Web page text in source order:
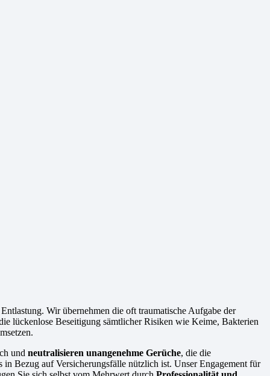
Wir übernehmen die oft traumatische Aufgabe der
lückenlose Beseitigung sämtlicher Risiken wie Keime, Bakterien
und neutralisieren unangenehme Gerüche, die die
Bezug auf Versicherungsfälle nützlich ist. Unser Engagement für